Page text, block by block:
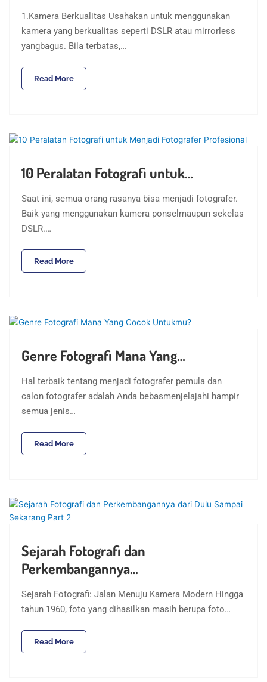
1.Kamera Berkualitas Usahakan untuk menggunakan
kamera yang berkualitas seperti DSLR atau mirrorless
yangbagus. Bila terbatas,…
Read More
10 Peralatan Fotografi untuk…
Saat ini, semua orang rasanya bisa menjadi fotografer.
Baik yang menggunakan kamera ponselmaupun sekelas
DSLR.…
Read More
Genre Fotografi Mana Yang…
Hal terbaik tentang menjadi fotografer pemula dan
calon fotografer adalah Anda bebasmenjelajahi hampir
semua jenis…
Read More
Sejarah Fotografi dan
Perkembangannya…
Sejarah Fotografi: Jalan Menuju Kamera Modern Hingga
tahun 1960, foto yang dihasilkan masih berupa foto…
Read More